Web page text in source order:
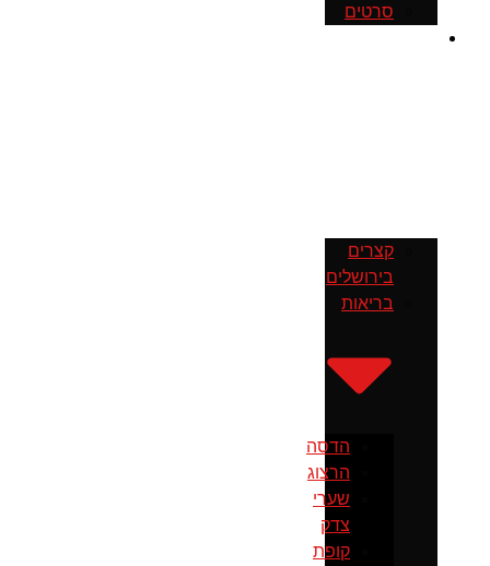
סרטים
קצרים
בירושלים
בריאות
הדסה
הרצוג
שערי
צדק
קופת